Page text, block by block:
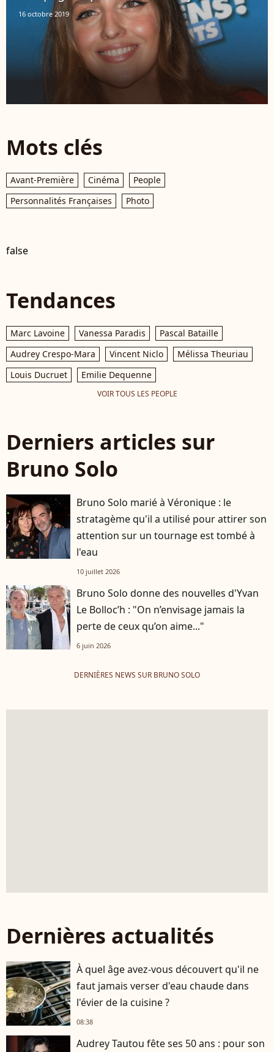
16 octobre 2019
Mots clés
Avant-Première Cinéma
People
Personnalités Françaises
Photo
false
Tendances
Marc Lavoine Vanessa Paradis
Pascal Bataille
Audrey Crespo-Mara
Vincent Niclo
Mélissa Theuriau
Louis Ducruet
Emilie Dequenne
VOIR TOUS LES PEOPLE
Derniers articles sur
Bruno Solo
Bruno Solo marié à Véronique : le
stratagème qu'il a utilisé pour attirer son
attention sur un tournage est tombé à
l'eau
10 juillet 2026
Bruno Solo donne des nouvelles d'Yvan
Le Bolloc’h : "On n’envisage jamais la
perte de ceux qu’on aime..."
6 juin 2026
DERNIÈRES NEWS SUR BRUNO SOLO
Dernières actualités
À quel âge avez-vous découvert qu'il ne
faut jamais verser d'eau chaude dans
l'évier de la cuisine ?
08:38
Audrey Tautou fête ses 50 ans : pour son